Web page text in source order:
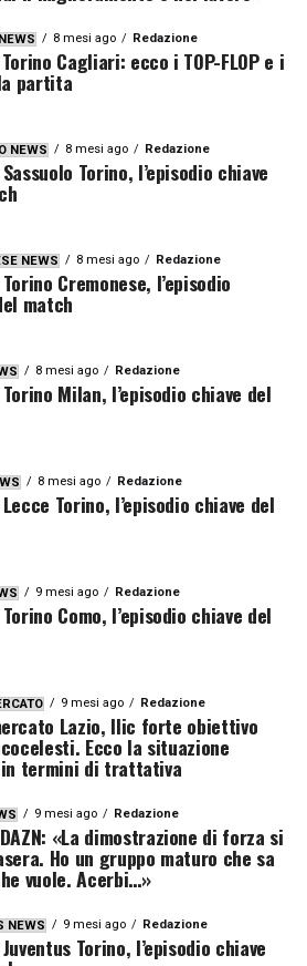
8 mesi ago Redazione
Cagliari: ecco i TOP-FLOP e i
partita
NEWS 8 mesi ago Redazione
Torino, l’episodio chiave
NEWS 8 mesi ago Redazione
Cremonese, l’episodio
match
8 mesi ago Redazione
Milan, l’episodio chiave del
8 mesi ago Redazione
Torino, l’episodio chiave del
9 mesi ago Redazione
Como, l’episodio chiave del
9 mesi ago Redazione
Lazio, Ilic forte obiettivo
Ecco la situazione
termini di trattativa
9 mesi ago Redazione
«La dimostrazione di forza si
Ho un gruppo maturo che sa
vuole. Acerbi…»
NEWS 9 mesi ago Redazione
Torino, l’episodio chiave